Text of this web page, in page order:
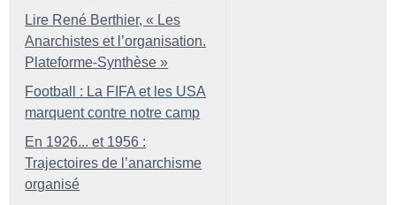
Lire René Berthier, « Les
Anarchistes et l’organisation.
Plateforme-Synthèse »
Football : La FIFA et les USA
marquent contre notre camp
En 1926... et 1956 :
Trajectoires de l’anarchisme
organisé